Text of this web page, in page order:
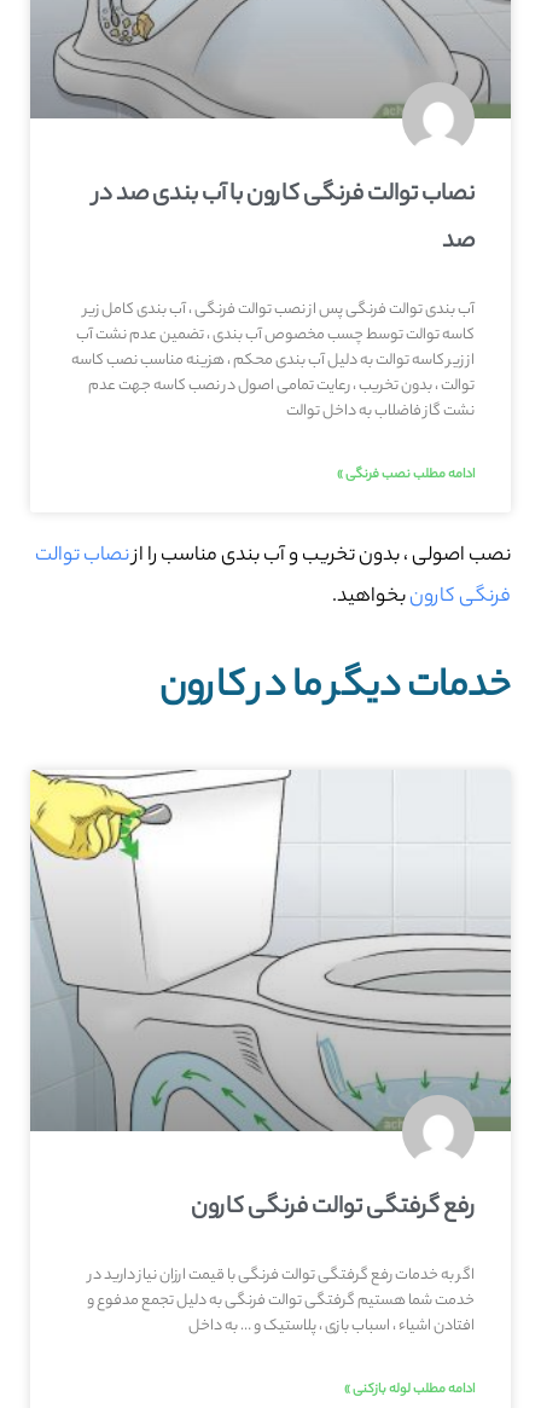
نصاب توالت فرنگی کارون با آب بندی صد در
صد
آب بندی توالت فرنگی پس از نصب توالت فرنگی ، آب بندی کامل زیر
کاسه توالت توسط چسب مخصوص آب بندی ، تضمین عدم نشت آب
از زیر کاسه توالت به دلیل آب بندی محکم ، هزینه مناسب نصب کاسه
توالت ، بدون تخریب ، رعایت تمامی اصول در نصب کاسه جهت عدم
نشت گاز فاضلاب به داخل توالت
ادامه مطلب نصب فرنگی »
نصب اصولی ، بدون تخریب و آب بندی مناسب را ازنصاب توالت
فرنگی کارونبخواهید.
خدمات دیگر ما در کارون
رفع گرفتگی توالت فرنگی کارون
اگر به خدمات رفع گرفتگی توالت فرنگی با قیمت ارزان نیاز دارید در
خدمت شما هستیم گرفتگی توالت فرنگی به دلیل تجمع مدفوع و
افتادن اشیاء ، اسباب بازی ، پلاستیک و … به داخل
ادامه مطلب لوله بازکنی »